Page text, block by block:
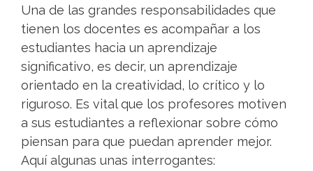
Una de las grandes responsabilidades que
tienen los docentes es acompañar a los
estudiantes hacia un aprendizaje
significativo, es decir, un aprendizaje
orientado en la creatividad, lo crítico y lo
riguroso. Es vital que los profesores motiven
a sus estudiantes a reflexionar sobre cómo
piensan para que puedan aprender mejor.
Aquí algunas unas interrogantes: